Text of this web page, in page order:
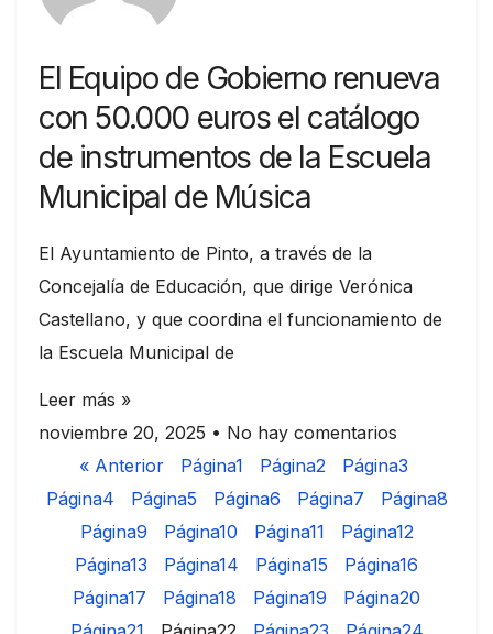
El Equipo de Gobierno renueva
con 50.000 euros el catálogo
de instrumentos de la Escuela
Municipal de Música
El Ayuntamiento de Pinto, a través de la
Concejalía de Educación, que dirige Verónica
Castellano, y que coordina el funcionamiento de
la Escuela Municipal de
Leer más »
noviembre 20, 2025
No hay comentarios
« Anterior
Página1 Página2 Página3
Página4 Página5 Página6 Página7 Página8
Página9 Página10 Página11 Página12
Página13 Página14 Página15 Página16
Página17 Página18 Página19 Página20